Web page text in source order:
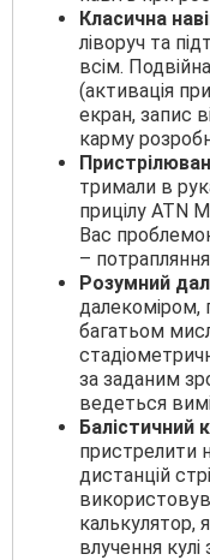
Класична
ліворуч та
всім.
(активація
екран, запис
карму
тримали в
прицілу ATN
Вас
–
Розумний
далекоміром,
багатьом
за заданим
ведеться
Балістичний
пристрелити
дистанцій
калькулятор,
влучення